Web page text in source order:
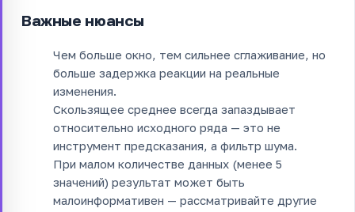
Важные нюансы
Чем больше окно, тем сильнее сглаживание, но
больше задержка реакции на реальные
изменения.
Скользящее среднее всегда запаздывает
относительно исходного ряда — это не
инструмент предсказания, а фильтр шума.
При малом количестве данных (менее 5
значений) результат может быть
малоинформативен — рассматривайте другие